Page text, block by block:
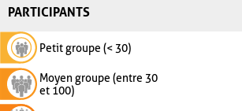
PARTICIPANTS
Petit groupe (< 30)
Moyen groupe (entre 30
et 100)